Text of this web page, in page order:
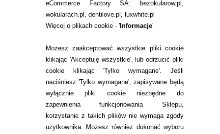
eCommerce Factory SA: bezokularow.pl,
wokularach.pl, dentilove.pl, luxwhite.pl
Więcej o plikach cookie - 'Informacje'
Możesz zaakceptować wszystkie pliki cookie
klikając 'Akceptuję wszystkie', lub odrzucić pliki
cookie klikając 'Tylko wymagane'. Jeśli
naciśniesz 'Tylko wymagane', zapisywane będą
wyłącznie pliki cookie niezbędne do
zapewnienia funkcjonowania Sklepu,
korzystanie z takich plików nie wymaga zgody
użytkownika. Możesz również dokonać wyboru
RANKINGI SOCZEWEK
SOCZEWKI KOLOROWE
Zwrot (odstąpienie od umowy)
ZMIEŃ USTAWIENIA ZGODY NA CIASTECZKA
KONTAKT
telefon:
22 113 44 42